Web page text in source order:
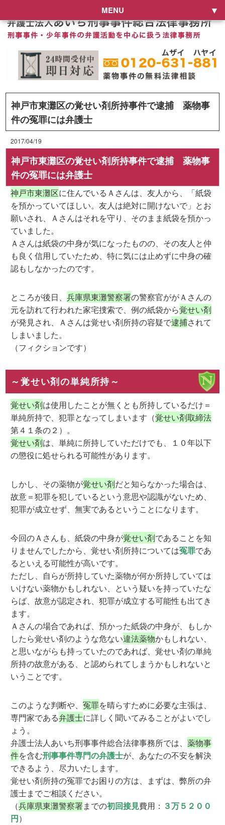
MENU
神戸市東灘区の覚せい剤所持事件で逮捕 薬物事
件の冤罪には弁護士
2017/04/19
神戸市東灘区の覚せい剤所持事件で逮捕 薬物事
件の冤罪には弁護士
神戸市東灘区に住んでいるＡさんは、友人から、「紙袋
を預かっていてほしい。友人は絶対に開けないで」とお
願いされ、Ａさんはそれを守り、そのまま紙袋を預かっ
ていました。
Ａさんは紙袋の中身が気になったものの、その友人と仲
も良く信用していたため、特に気には止めずに中身の確
認もしなかったのです。
ところが後日、兵庫県東灘警察署の警察官ががＡさんの
元を訪れて行われた家宅捜索で、例の紙袋から覚せい剤
が発見され、Ａさんは覚せい剤所持の容疑で逮捕されて
しまいました。
（フィクションです）
～覚せい剤の単純所持～
覚せい剤は使用したことが無くとも所持しているだけ＝
単純所持で、犯罪となってしまいます（覚せい剤取締法
第４１条の２）。
覚せい剤は、単純に所持していただけでも、１０年以下
の懲役に処せられる可能性があります。
しかし、その薬物が覚せい剤だと知らなかった場合は、
故意＝犯罪を犯しているという意思や認識がないため、
犯罪が成立せず、無実であるということになります。
今回のＡさんも、紙袋の中身が覚せい剤であることを知
りませんでしたから、覚せい剤所持については冤罪であ
るといえる可能性が高いです。
ただし、自らが所持していた薬物が何か所持していては
いけない薬物かもしれない、という疑いを持っていたな
らば、故意が認定され、犯罪が成立する可能性も出てき
ます。
Ａさんの場合であれば、預かった紙袋の中身が、もしか
したら覚せい剤のような危ない違法薬物かもしれない、
と思いながらも持っていたのであれば、覚せい剤の単純
所持の故意がある、と認められてしまうかもしれないと
いうことです。
このような判断や、冤罪を晴らすために必要な主張は、
専門家である弁護士に詳しく聞いてみることがよいでし
ょう。
弁護士法人あいち刑事事件総合法律事務所では、薬物事
件を含む刑事事件専門の弁護士が、あなたの不安を解決
できるよう、尽力いたします。
覚せい剤所持の冤罪でお困りの方は、まずは、弊所の弁
護士までご相談ください。
（兵庫県東灘警察署までの初回接見費用： ３万５２００
円）